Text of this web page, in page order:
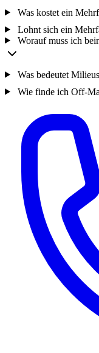
Was kostet ein
Lohnt sich ein
Worauf muss ich
Was bedeutet
Wie finde ich Off-